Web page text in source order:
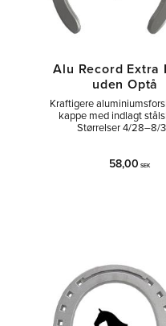
til ønskeliste
Alu Record Extra
uden Optå
Kraftigere
kappe med indlagt
Størrelser 4/28–8/
58,00 SEK